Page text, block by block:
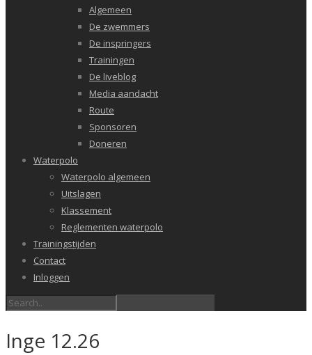
Algemeen
De zwemmers
De inspringers
Trainingen
De liveblog
Media aandacht
Route
Sponsoren
Doneren
Waterpolo
Waterpolo algemeen
Uitslagen
Klassement
Reglementen waterpolo
Trainingstijden
Contact
Inloggen
Inge 12.26